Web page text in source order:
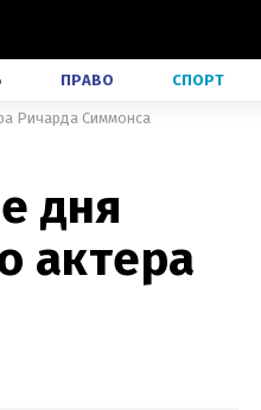
ПРАВО СПОРТ
Ричарда Симмонса
дня
актера